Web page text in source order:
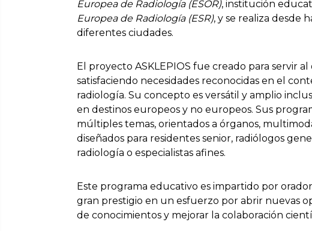
Europea de Radiología (ESOR), institución
Europea de Radiología (ESR), y se realiza desde
diferentes ciudades.
El proyecto ASKLEPIOS fue creado para servir
satisfaciendo necesidades reconocidas en el
radiología. Su concepto es versátil y amplio
en destinos europeos y no europeos. Sus
múltiples temas, orientados a órganos,
diseñados para residentes senior, radiólogos
radiología o especialistas afines.
Este programa educativo es impartido por
gran prestigio en un esfuerzo por abrir nuevas
de conocimientos y mejorar la colaboración